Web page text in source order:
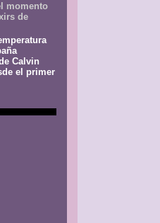
momento
de
Calvin
el primer